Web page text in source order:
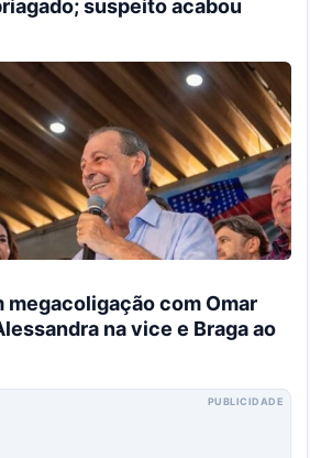
suspeito acabou
megacoligação com Omar
na vice e Braga ao
PUBLICIDADE